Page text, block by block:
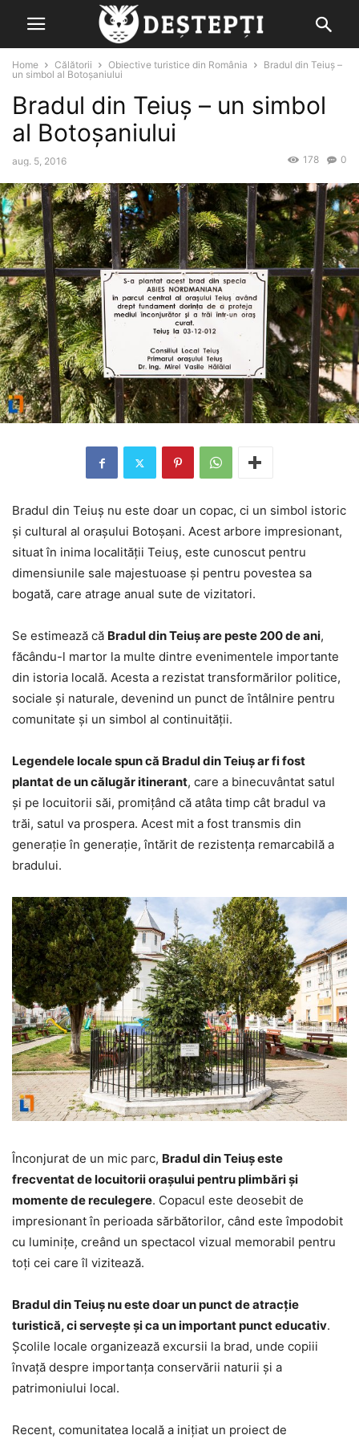
Home Călătorii Obiective turistice din România
Bradul din Teiuș –
un simbol al Botoșaniului
Bradul din Teiuș – un simbol
al Botoșaniului
aug. 5, 2016 0
178
Bradul din Teiuș nu este doar un copac, ci un simbol istoric
și cultural al orașului Botoșani. Acest arbore impresionant,
situat în inima localității Teiuș, este cunoscut pentru
dimensiunile sale majestuoase și pentru povestea sa
bogată, care atrage anual sute de vizitatori.
Se estimează că Bradul din Teiuș are peste 200 de ani,
făcându-l martor la multe dintre evenimentele importante
din istoria locală. Acesta a rezistat transformărilor politice,
sociale și naturale, devenind un punct de întâlnire pentru
comunitate și un simbol al continuității.
Legendele locale spun că Bradul din Teiuș ar fi fost
plantat de un călugăr itinerant, care a binecuvântat satul
și pe locuitorii săi, promițând că atâta timp cât bradul va
trăi, satul va prospera. Acest mit a fost transmis din
generație în generație, întărit de rezistența remarcabilă a
bradului.
Înconjurat de un mic parc, Bradul din Teiuș este
frecventat de locuitorii orașului pentru plimbări și
momente de reculegere. Copacul este deosebit de
impresionant în perioada sărbătorilor, când este împodobit
cu luminițe, creând un spectacol vizual memorabil pentru
toți cei care îl vizitează.
Bradul din Teiuș nu este doar un punct de atracție
turistică, ci servește și ca un important punct educativ.
Școlile locale organizează excursii la brad, unde copiii
învață despre importanța conservării naturii și a
patrimoniului local.
Recent, comunitatea locală a inițiat un proiect de